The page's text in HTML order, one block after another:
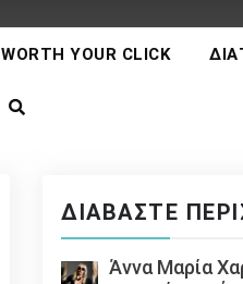
WORTH YOUR CLICK
ΔΙΑΒΆΣΤΕ
Άννα Μαρία